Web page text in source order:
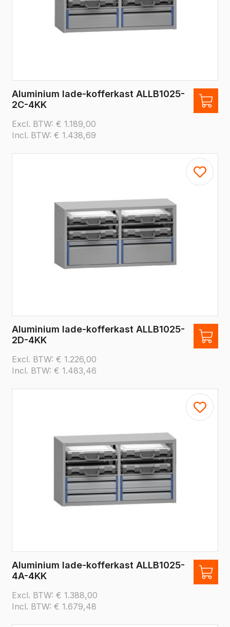
Aluminium lade-kofferkast ALLB1025-
2C-4KK
Excl. BTW: € 1.189,00
Incl. BTW: € 1.438,69
Aluminium lade-kofferkast ALLB1025-
2D-4KK
Excl. BTW: € 1.226,00
Incl. BTW: € 1.483,46
Aluminium lade-kofferkast ALLB1025-
4A-4KK
Excl. BTW: € 1.388,00
Incl. BTW: € 1.679,48